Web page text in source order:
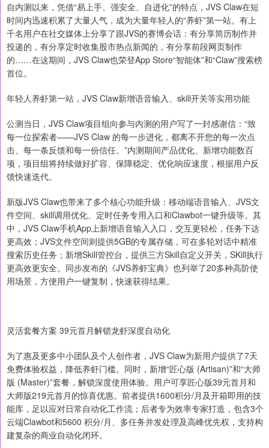
自内测以来，凭借“易上手、强安全、自进化”的特点，JVS Claw在短
时间内迅速积累了大量人气，成为大量年轻人的“养虾”第一站。有上
千名用户在社交媒体上分享了跟JVS的赛博会话：有分享简历制作并
投递的，有分享定时收集股市热点新闻的，有分享前段网页制作
的……在这期间，JVS Claw也荣登App Store“智能体”和“Claw”搜索榜
首位。
年轻人养虾第一站，JVS Claw新增语音输入、skill开关等实用功能
公测当日，JVS Claw项目组向参与内测的用户写了一封感谢信：“致
每一位探索者——JVS Claw 的每一步进化，都离不开您的每一次点
击、每一条反馈和每一份信任。”内测期间产品优化、新增功能数百
项，项目组将持续做好扩容、保障稳定、优化响应速度，根据用户反
馈快速迭代。
新版JVS Claw也带来了多个核心功能升级：移动端语音输入、JVS文
件空间、skill调用优化、定时任务专用入口和Clawbot一键升级等。其
中，JVS Claw手机App上新增语音输入入口，交互更轻松，任务下达
更高效；JVS文件空间则提供5GB的专属存储，可在多轮对话中精准
搜索历史任务；新增Skill管控台，提供三方Skill自定义开关，SKill执行
更高效更安全。同步发布的《JVS养虾宝典》也列举了20多种高阶使
用场景，方便用户一键复制，快速获得结果。
灵活套餐方案 39元首月解锁龙虾深度自动化
为了惠及更多中小团队及个人创作者，JVS Claw为新用户提供了7天
免费体验权益，降低养虾门槛。同时，新增“匠心版 (Artisan)”和“大师
版 (Master)”套餐，解锁深度使用体验。用户可享匠心版39元首月和
大师版219元首月的惊喜优惠。前者提供1600积分/月及开箱即用的技
能库，足以应对日常自动化工作流；后者专为效率专家打造，包含3个
云端Clawbot和5600 积分/月、多任务并发处理及高峰优先权，支持构
建复杂的商业自动化闭环。